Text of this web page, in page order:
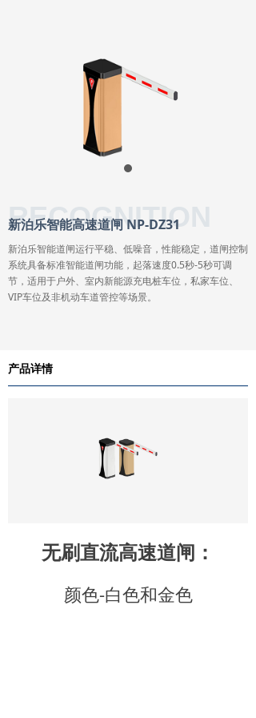
无刷直流高速道闸：
颜色-白色和金色
产品详情
新泊乐智能道闸运行平稳、低噪音，性能稳定，道闸控制
系统具备标准智能道闸功能，起落速度0.5秒-5秒可调
节，适用于户外、室内新能源充电桩车位，私家车位、
VIP车位及非机动车道管控等场景。
新泊乐智能高速道闸 NP-DZ31
RECOGNITION